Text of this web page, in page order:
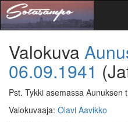
Valokuva
06.09.1941
Pst. Tykki asemassa Aunuksen
Valokuvaaja: Olavi Aavikko